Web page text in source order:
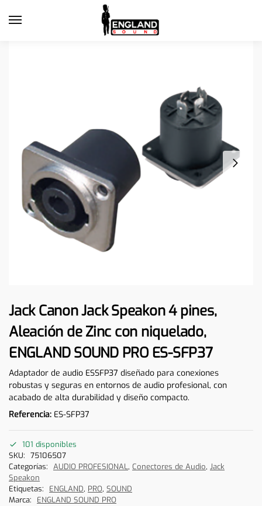
Jack Canon Jack Speakon 4 pines,
Aleación de Zinc con niquelado,
ENGLAND SOUND PRO ES-SFP37
Adaptador de audio ESSFP37 diseñado para conexiones
robustas y seguras en entornos de audio profesional, con
acabado de alta durabilidad y diseño compacto.
Referencia: ES-SFP37
101 disponibles
SKU: 75106507
Categorías: AUDIO PROFESIONAL, Conectores de Audio, Jack
Speakon
Etiquetas:
ENGLAND, PRO, SOUND
Marca:
ENGLAND SOUND PRO